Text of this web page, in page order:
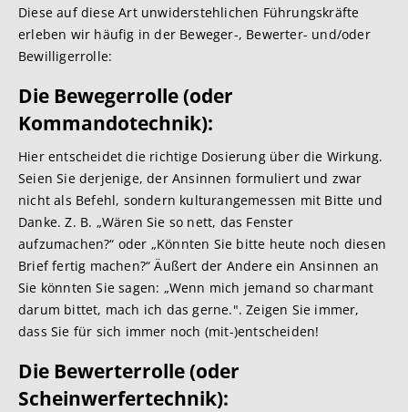
Diese auf diese Art unwiderstehlichen Führungskräfte
erleben wir häufig in der Beweger-, Bewerter- und/oder
Bewilligerrolle:
Die Bewegerrolle (oder
Kommandotechnik):
Hier entscheidet die richtige Dosierung über die Wirkung.
Seien Sie derjenige, der Ansinnen formuliert und zwar
nicht als Befehl, sondern kulturangemessen mit Bitte und
Danke. Z. B. „Wären Sie so nett, das Fenster
aufzumachen?“ oder „Könnten Sie bitte heute noch diesen
Brief fertig machen?“ Äußert der Andere ein Ansinnen an
Sie könnten Sie sagen: „Wenn mich jemand so charmant
darum bittet, mach ich das gerne.". Zeigen Sie immer,
dass Sie für sich immer noch (mit-)entscheiden!
Die Bewerterrolle (oder
Scheinwerfertechnik):